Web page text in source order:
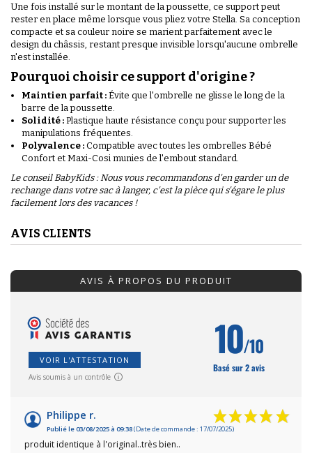
Une fois installé sur le montant de la poussette, ce support peut
rester en place même lorsque vous pliez votre Stella. Sa conception
compacte et sa couleur noire se marient parfaitement avec le
design du châssis, restant presque invisible lorsqu'aucune ombrelle
n'est installée.
Pourquoi choisir ce support d'origine ?
Maintien parfait : Évite que l'ombrelle ne glisse le long de la
barre de la poussette.
Solidité : Plastique haute résistance conçu pour supporter les
manipulations fréquentes.
Polyvalence : Compatible avec toutes les ombrelles Bébé
Confort et Maxi-Cosi munies de l'embout standard.
Le conseil BabyKids : Nous vous recommandons d'en garder un de
rechange dans votre sac à langer, c'est la pièce qui s'égare le plus
facilement lors des vacances !
AVIS CLIENTS
AVIS À PROPOS DU PRODUIT
VOIR L'ATTESTATION
Avis soumis à un contrôle
10/10
Basé sur 2 avis
Philippe r.
Publié le 03/08/2025 à 09:38(Date de commande : 17/07/2025)
produit identique à l'original..très bien..